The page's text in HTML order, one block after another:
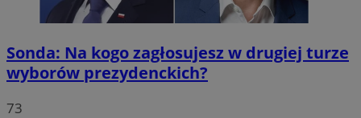
Sonda: Na kogo zagłosujesz w drugiej turze
wyborów prezydenckich?
73